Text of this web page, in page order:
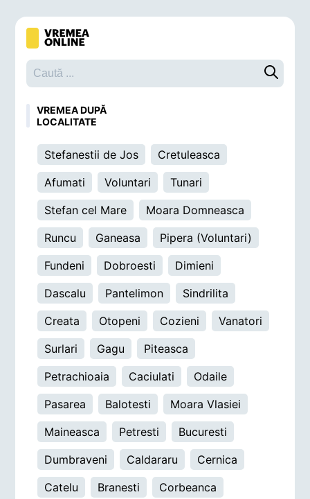
Caută o
VREMEA DUPĂ
LOCALITATE
Stefanestii de Jos
Cretuleasca
Afumati
Voluntari
Tunari
Stefan cel Mare
Moara Domneasca
Runcu
Ganeasa
Pipera (Voluntari)
Fundeni
Dobroesti
Dimieni
Dascalu
Pantelimon
Sindrilita
Creata
Otopeni Cozieni
Vanatori
Surlari
Gagu
Piteasca
Petrachioaia
Caciulati
Odaile
Pasarea
Balotesti
Moara Vlasiei
Maineasca
Petresti
Bucuresti
Dumbraveni
Caldararu
Cernica
Catelu
Branesti
Corbeanca